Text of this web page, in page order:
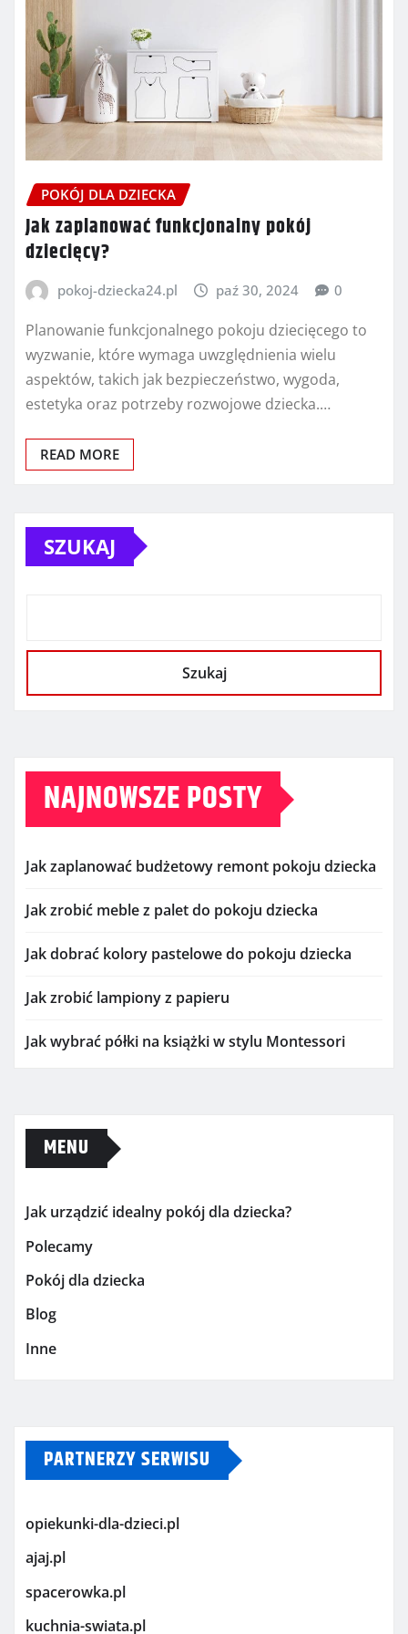
POKÓJ DLA DZIECKA
Jak zaplanować funkcjonalny pokój
dziecięcy?
pokoj-dziecka24.pl paź 30, 2024 0
Planowanie funkcjonalnego pokoju dziecięcego to
wyzwanie, które wymaga uwzględnienia wielu
aspektów, takich jak bezpieczeństwo, wygoda,
estetyka oraz potrzeby rozwojowe dziecka.…
READ MORE
SZUKAJ
Szukaj
NAJNOWSZE POSTY
Jak zaplanować budżetowy remont pokoju dziecka
Jak zrobić meble z palet do pokoju dziecka
Jak dobrać kolory pastelowe do pokoju dziecka
Jak zrobić lampiony z papieru
Jak wybrać półki na książki w stylu Montessori
MENU
Jak urządzić idealny pokój dla dziecka?
Polecamy
Pokój dla dziecka
Blog
Inne
PARTNERZY SERWISU
opiekunki-dla-dzieci.pl
ajaj.pl
spacerowka.pl
kuchnia-swiata.pl